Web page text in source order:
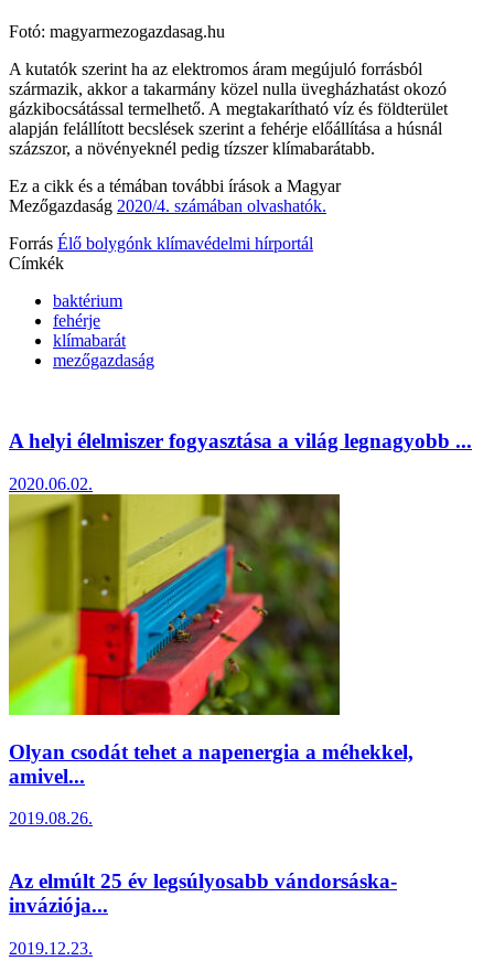
Fotó: magyarmezogazdasag.hu
A kutatók szerint ha az elektromos áram megújuló forrásból
származik, akkor a takarmány közel nulla üvegházhatást okozó
gázkibocsátással termelhető. A megtakarítható víz és földterület
alapján felállított becslések szerint a fehérje előállítása a húsnál
százszor, a növényeknél pedig tízszer klímabarátabb.
Ez a cikk és a témában további írások a Magyar
Mezőgazdaság 2020/4. számában olvashatók.
Forrás Élő bolygónk klímavédelmi hírportál
Címkék
baktérium
fehérje
klímabarát
mezőgazdaság
A helyi élelmiszer fogyasztása a világ legnagyobb ...
2020.06.02.
Olyan csodát tehet a napenergia a méhekkel,
amivel...
2019.08.26.
Az elmúlt 25 év legsúlyosabb vándorsáska-
inváziója...
2019.12.23.